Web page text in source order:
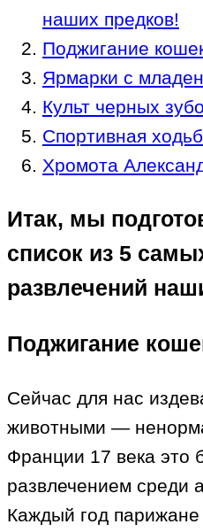
наших предков!
Поджигание
Ярмарки с
Культ черных
Спортивная
Хромота
Итак, мы
список из 5
развлечений
Поджигание
Сейчас для нас
животными —
Франции 17 века это
развлечением среди
Каждый год